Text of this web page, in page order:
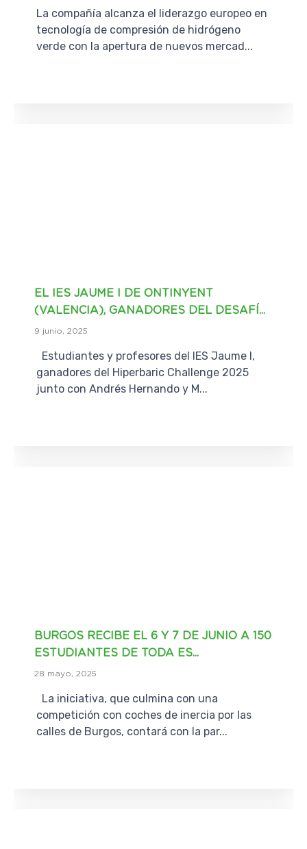
La compañía alcanza el liderazgo europeo en
tecnología de compresión de hidrógeno
verde con la apertura de nuevos mercad...
EL IES JAUME I DE ONTINYENT
(VALENCIA), GANADORES DEL DESAFÍ...
9 junio, 2025
Estudiantes y profesores del IES Jaume I,
ganadores del Hiperbaric Challenge 2025
junto con Andrés Hernando y M...
BURGOS RECIBE EL 6 Y 7 DE JUNIO A 150
ESTUDIANTES DE TODA ES...
28 mayo, 2025
La iniciativa, que culmina con una
competición con coches de inercia por las
calles de Burgos, contará con la par...